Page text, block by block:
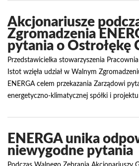
Akcjonariusze
Zgromadzenia
pytania o Ostrołękę
Przedstawicielka stowarzyszenia
Istot wzięła udział w Walnym
ENERGA celem przekazania Zarządowi
energetyczno-klimatycznej spółki i projektu
ENERGA unika
niewygodne pytania